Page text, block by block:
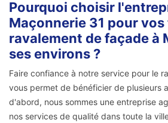
Pourquoi choisir
Maçonnerie 31 pour
ravalement de façade à
ses environs ?
Faire confiance à notre service pour le
vous permet de bénéficier de plusieurs
d'abord, nous sommes une entreprise
nos services de qualité dans toute la